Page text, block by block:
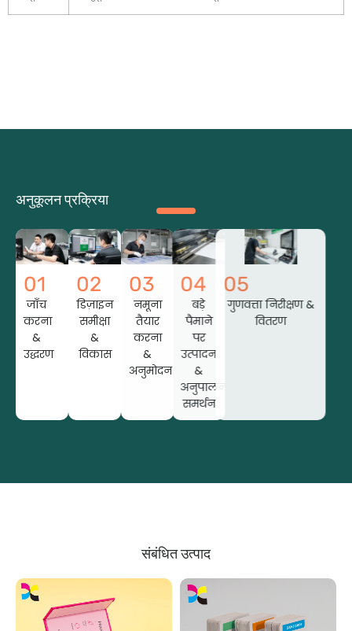
अनुकूलन प्रक्रिया
01
जाँच
करना
&
उद्धरण
02
डिज़ाइन
समीक्षा
&
विकास
03
नमूना
तैयार
करना
&
अनुमोदन
04
बड़े
पैमाने
पर
उत्पादन
&
अनुपालन
समर्थन
05
गुणवत्ता निरीक्षण &
वितरण
संबंधित उत्पाद